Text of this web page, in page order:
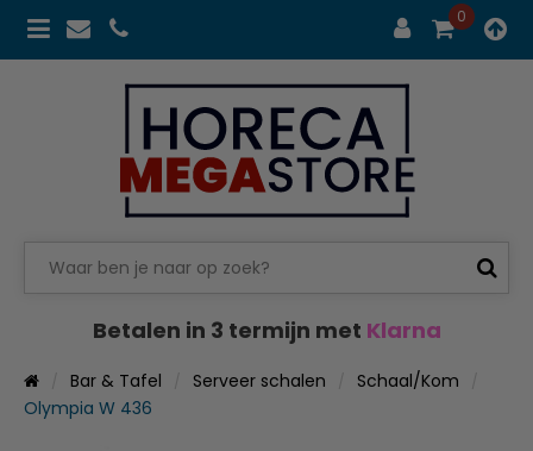
0
Betalen in 3 termijn met Klarna
Bar & Tafel Serveer schalen
Schaal/Kom
Olympia W 436